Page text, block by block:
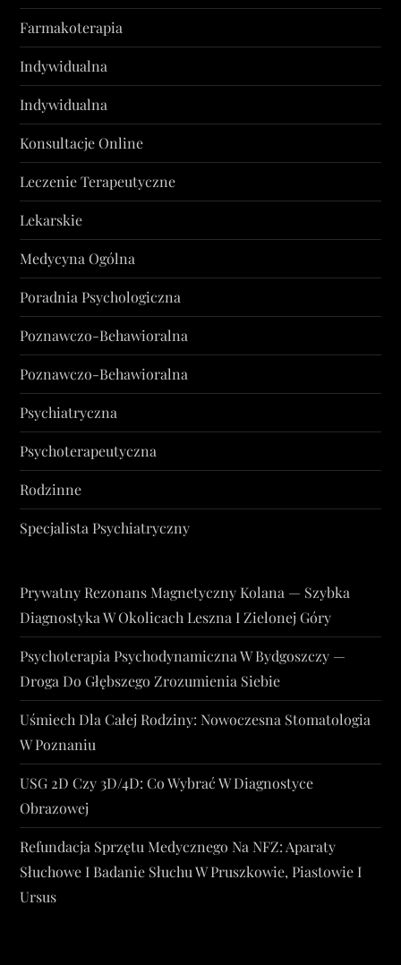
Farmakoterapia
Indywidualna
Indywidualna
Konsultacje Online
Leczenie Terapeutyczne
Lekarskie
Medycyna Ogólna
Poradnia Psychologiczna
Poznawczo-Behawioralna
Poznawczo-Behawioralna
Psychiatryczna
Psychoterapeutyczna
Rodzinne
Specjalista Psychiatryczny
Prywatny Rezonans Magnetyczny Kolana — Szybka
Diagnostyka W Okolicach Leszna I Zielonej Góry
Psychoterapia Psychodynamiczna W Bydgoszczy —
Droga Do Głębszego Zrozumienia Siebie
Uśmiech Dla Całej Rodziny: Nowoczesna Stomatologia
W Poznaniu
USG 2D Czy 3D/4D: Co Wybrać W Diagnostyce
Obrazowej
Refundacja Sprzętu Medycznego Na NFZ: Aparaty
Słuchowe I Badanie Słuchu W Pruszkowie, Piastowie I
Ursus